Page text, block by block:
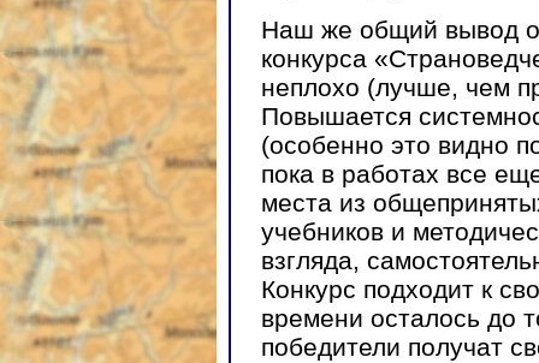
Наш же общий вывод
конкурса
неплохо (лучше, чем
Повышается
(особенно это видно
пока в работах все
места из
учебников и
взгляда,
Конкурс подходит к
времени осталось до
победители получат